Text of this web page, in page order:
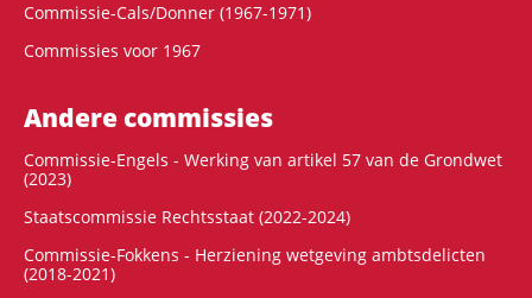
Commissie-Cals/Donner (1967-1971)
Commissies voor 1967
Andere commissies
Commissie-Engels - Werking van artikel 57 van de Grondwet
(2023)
Staatscommissie Rechtsstaat (2022-2024)
Commissie-Fokkens - Herziening wetgeving ambtsdelicten
(2018-2021)